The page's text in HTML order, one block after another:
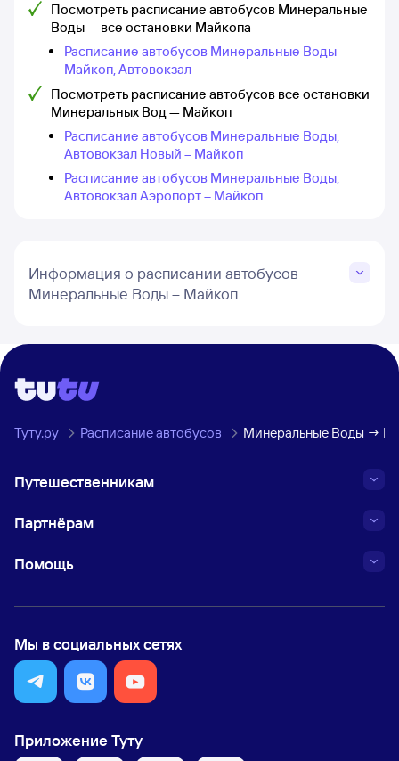
Посмотреть расписание автобусов Минеральные
Воды — все остановки Майкопа
Расписание автобусов Минеральные Воды –
Майкоп, Автовокзал
Посмотреть расписание автобусов все остановки
Минеральных Вод — Майкоп
Расписание автобусов Минеральные Воды,
Автовокзал Новый – Майкоп
Расписание автобусов Минеральные Воды,
Автовокзал Аэропорт – Майкоп
Информация о расписании автобусов
Минеральные Воды – Майкоп
Туту.ру Расписание автобусов Минеральные Воды →
Путешественникам
Партнёрам
Помощь
Мы в социальных сетях
Приложение Туту